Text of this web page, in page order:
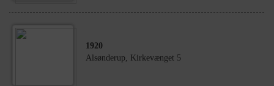
1920
Alsønderup, Kirkevænget 5